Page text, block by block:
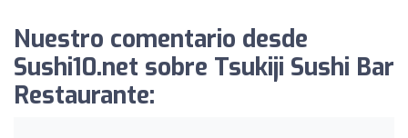
Nuestro comentario desde
Sushi10.net sobre Tsukiji Sushi Bar
Restaurante: